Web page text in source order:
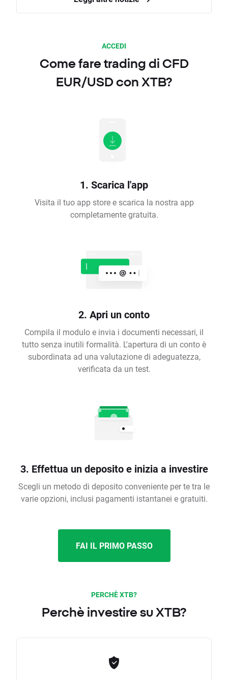
ACCEDI
Come fare trading di CFD
EUR/USD con XTB?
1. Scarica l'app
Visita il tuo app store e scarica la nostra app
completamente gratuita.
2. Apri un conto
Compila il modulo e invia i documenti necessari, il
tutto senza inutili formalità. L'apertura di un conto è
subordinata ad una valutazione di adeguatezza,
verificata da un test.
3. Effettua un deposito e inizia a investire
Scegli un metodo di deposito conveniente per te tra le
varie opzioni, inclusi pagamenti istantanei e gratuiti.
FAI IL PRIMO PASSO
PERCHÈ XTB?
Perchè investire su XTB?